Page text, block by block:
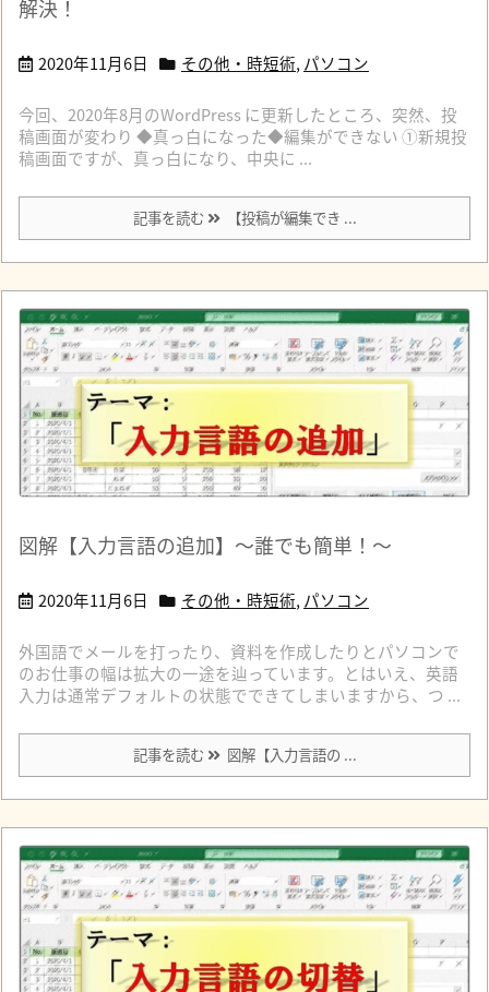
解決！
2020年11月6日 その他・時短術, パソコン
今回、2020年8月のWordPress に更新したところ、突然、投
稿画面が変わり ◆真っ白になった◆編集ができない ①新規投
稿画面ですが、真っ白になり、中央に ...
記事を読む 【投稿が編集でき ...
図解【入力言語の追加】～誰でも簡単！～
2020年11月6日 その他・時短術, パソコン
外国語でメールを打ったり、資料を作成したりとパソコンで
のお仕事の幅は拡大の一途を辿っています。とはいえ、英語
入力は通常デフォルトの状態でできてしまいますから、つ ...
記事を読む 図解【入力言語の ...